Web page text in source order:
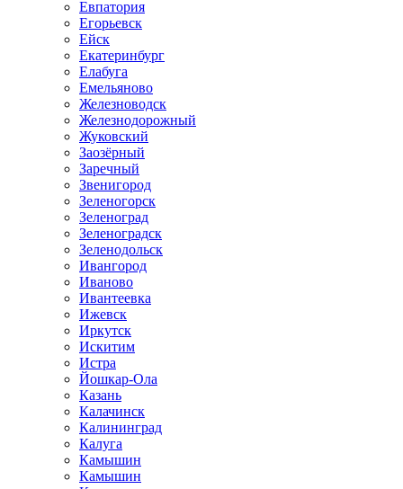
Евпатория
Егорьевск
Ейск
Екатеринбург
Елабуга
Емельяново
Железноводск
Железнодорожный
Жуковский
Заозёрный
Заречный
Звенигород
Зеленогорск
Зеленоград
Зеленоградск
Зеленодольск
Ивангород
Иваново
Ивантеевка
Ижевск
Иркутск
Искитим
Истра
Йошкар-Ола
Казань
Калачинск
Калининград
Калуга
Камышин
Камышин